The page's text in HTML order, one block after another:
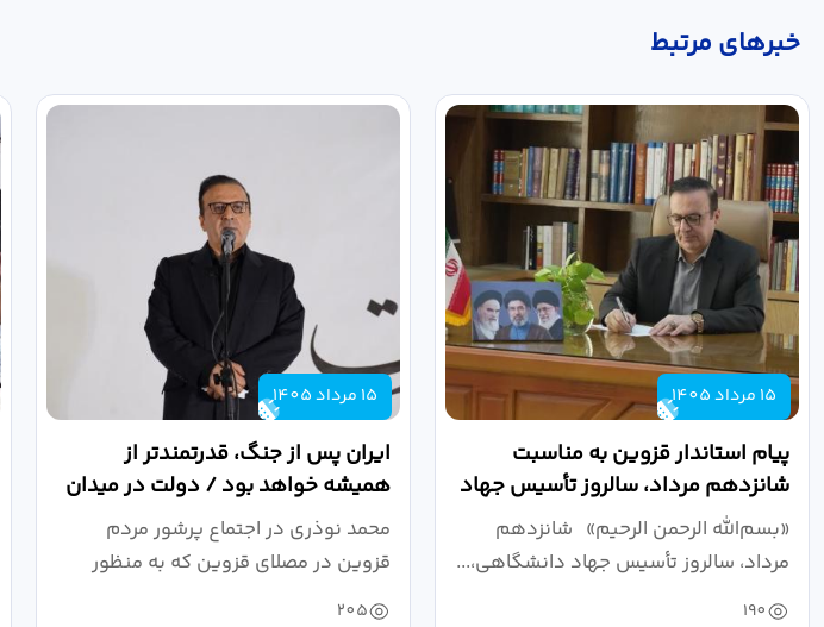
خبر‌های مرتبط
15 مرداد 1405
پیام استاندار قزوین به مناسبت
شانزدهم مرداد، سالروز تأسیس جهاد
دانشگاهی
«بسم‌الله الرحمن الرحیم» شانزدهم
مرداد، سالروز تأسیس جهاد دانشگاهی،...
190
15 مرداد 1405
ایران پس از جنگ، قدرتمندتر از
همیشه خواهد بود / دولت در میدان
نبرد اقتصادی،...
محمد نوذری در اجتماع پرشور مردم
قزوین در مصلای قزوین که به منظور
خون‌خواهی...
205